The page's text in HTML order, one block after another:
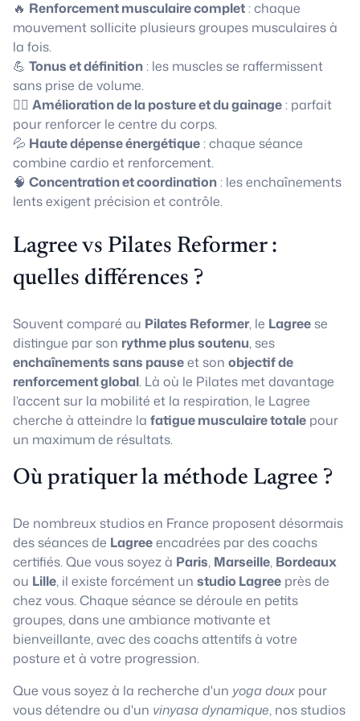
🔥 Renforcement musculaire complet: chaque
mouvement sollicite plusieurs groupes musculaires à
la fois.
💪 Tonus et définition: les muscles se raffermissent
sans prise de volume.
🧘‍♀️ Amélioration de la posture et du gainage: parfait
pour renforcer le centre du corps.
💦 Haute dépense énergétique: chaque séance
combine cardio et renforcement.
🧠 Concentration et coordination: les enchaînements
lents exigent précision et contrôle.
Lagree vs Pilates Reformer :
quelles différences ?
Souvent comparé au Pilates Reformer, le Lagree se
distingue par son rythme plus soutenu, ses
enchaînements sans pauseet son objectif de
renforcement global. Là où le Pilates met davantage
l’accent sur la mobilité et la respiration, le Lagree
cherche à atteindre la fatigue musculaire totale pour
un maximum de résultats.
Où pratiquer la méthode Lagree ?
De nombreux studios en France proposent désormais
des séances de Lagreeencadrées par des coachs
certifiés. Que vous soyez à Paris, Marseille, Bordeaux
ou Lille, il existe forcément un studio Lagree près de
chez vous. Chaque séance se déroule en petits
groupes, dans une ambiance motivante et
bienveillante, avec des coachs attentifs à votre
posture et à votre progression.
Que vous soyez à la recherche d'un yoga doux pour
vous détendre ou d'un vinyasa dynamique, nos studios